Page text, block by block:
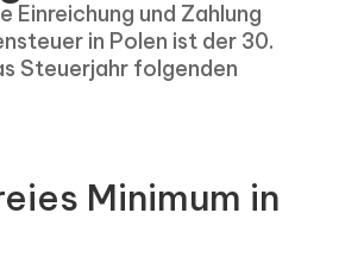
Einreichung und Zahlung
in Polen ist der 30.
Steuerjahr folgenden
Minimum in